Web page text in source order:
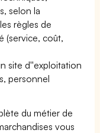
selon la
règles de
(service, coût,
site d''exploitation
personnel
du métier de
vous